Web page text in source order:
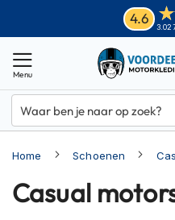
4.6
M
o
t
o
h
l
e
n
Home Schoenen
Casual